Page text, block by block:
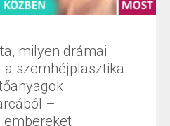
milyen drámai
szemhéjplasztika
–
embereket